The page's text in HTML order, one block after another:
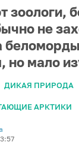
зоологи,
не
но мало
ДИКАЯ ПРИРОДА
АРКТИКИ